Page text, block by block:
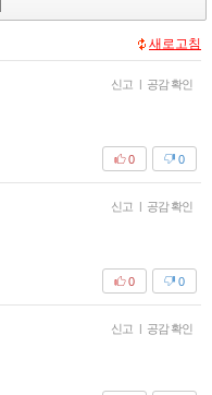
새로고침
신고 | 공감 확인
0
0
신고 | 공감 확인
0
0
신고 | 공감 확인